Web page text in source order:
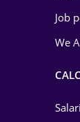
Job
We